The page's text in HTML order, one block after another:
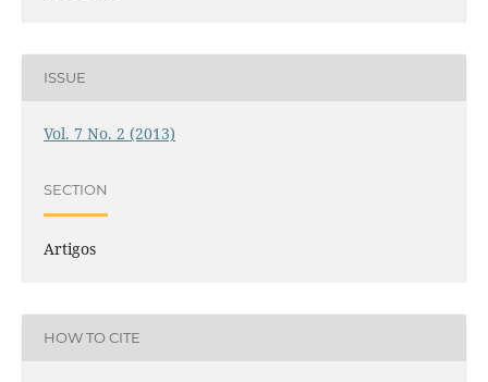
ISSUE
Vol. 7 No. 2 (2013)
SECTION
Artigos
HOW TO CITE